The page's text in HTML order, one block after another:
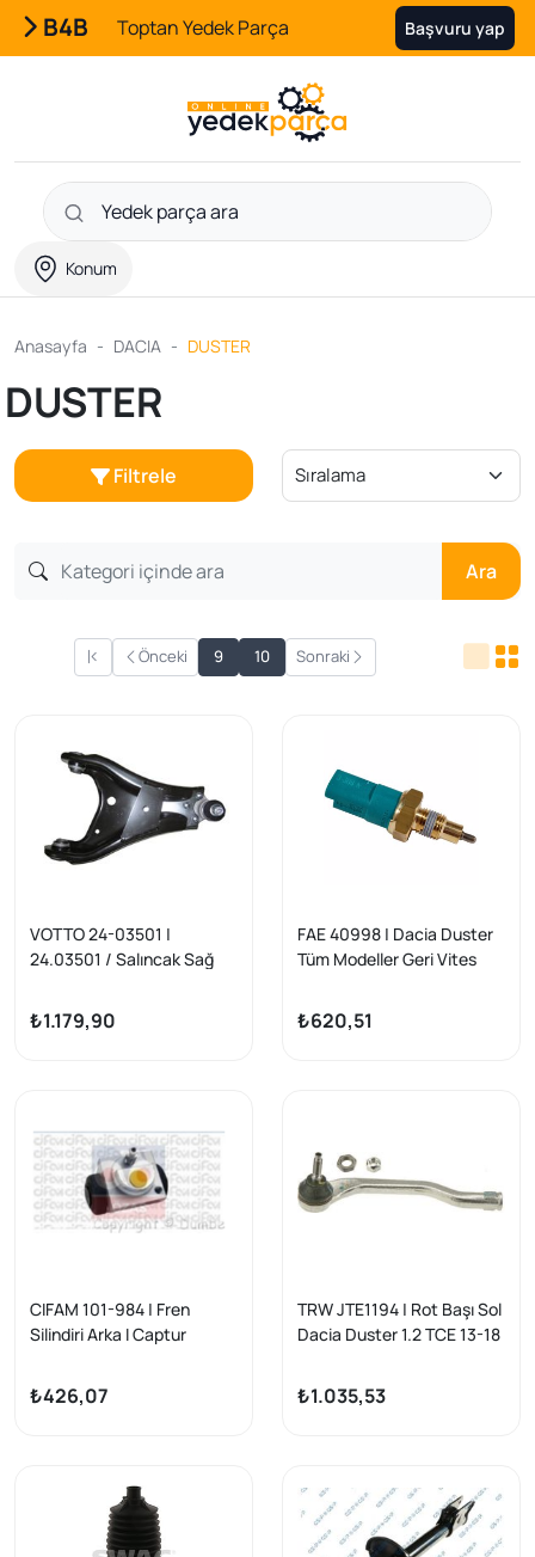
B4B Toptan Yedek Parça Başvuru yap
Konum
Anasayfa DACIA DUSTER
DUSTER
Filtrele
Ara
Önceki 9 10 Sonraki
VOTTO 24-03501 |
24.03501 / Salıncak Sağ
₺1.179,90
FAE 40998 | Dacia Duster
Tüm Modeller Geri Vites
Marka
₺620,51
CIFAM 101-984 | Fren
Silindiri Arka I Captur
TCE 160
₺426,07
TRW JTE1194 | Rot Başı Sol
Dacia Duster 1.2 TCE 13-18
₺1.035,53